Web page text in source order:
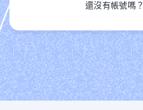
還沒有帳號嗎？